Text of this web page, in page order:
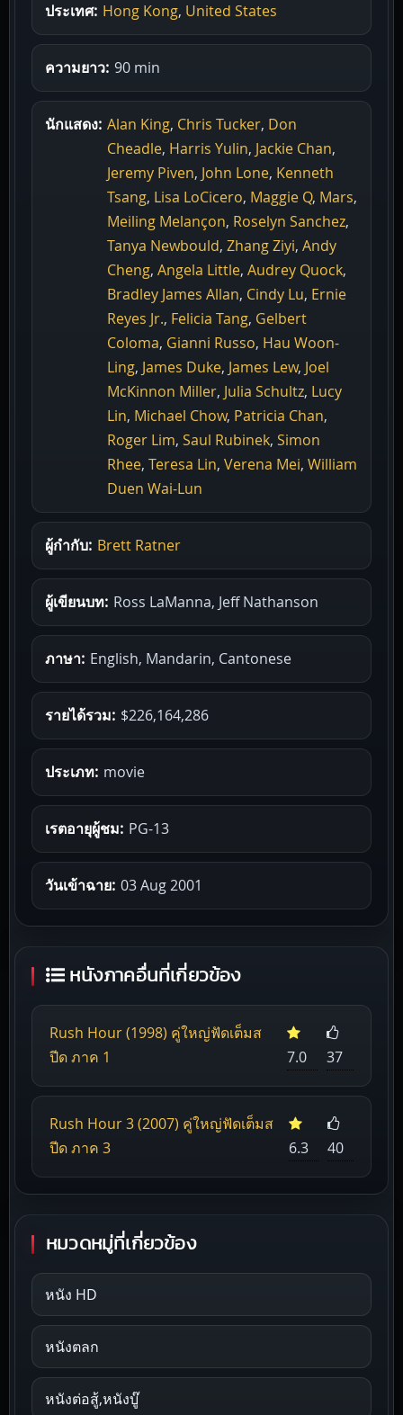
ประเทศ: Hong Kong, United States
ความยาว: 90 min
นักแสดง: Alan King, Chris Tucker, Don
Cheadle, Harris Yulin, Jackie Chan,
Jeremy Piven, John Lone, Kenneth
Tsang, Lisa LoCicero, Maggie Q, Mars,
Meiling Melançon, Roselyn Sanchez,
Tanya Newbould, Zhang Ziyi, Andy
Cheng, Angela Little, Audrey Quock,
Bradley James Allan, Cindy Lu, Ernie
Reyes Jr., Felicia Tang, Gelbert
Coloma, Gianni Russo, Hau Woon-
Ling, James Duke, James Lew, Joel
McKinnon Miller, Julia Schultz, Lucy
Lin, Michael Chow, Patricia Chan,
Roger Lim, Saul Rubinek, Simon
Rhee, Teresa Lin, Verena Mei, William
Duen Wai-Lun
ผู้กำกับ: Brett Ratner
ผู้เขียนบท: Ross LaManna, Jeff Nathanson
ภาษา: English, Mandarin, Cantonese
รายได้รวม: $226,164,286
ประเภท: movie
เรตอายุผู้ชม: PG-13
วันเข้าฉาย: 03 Aug 2001
หนังภาคอื่นที่เกี่ยวข้อง
Rush Hour (1998) คู่ใหญ่ฟัดเต็มส
ปีด ภาค 1
7.0 37
Rush Hour 3 (2007) คู่ใหญ่ฟัดเต็มส
ปีด ภาค 3
6.3 40
หมวดหมู่ที่เกี่ยวข้อง
หนัง HD
หนังตลก
หนังต่อสู้,หนังบู๊